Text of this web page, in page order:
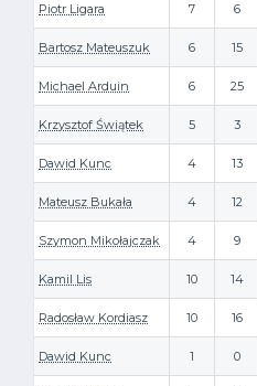
Piotr Ligara 7 6
Bartosz Mateuszuk 6 15
Michael Arduin 6 25
Krzysztof Świątek 5 3
Dawid Kunc 4 13
Mateusz Bukała 4 12
Szymon Mikołajczak 4 9
Kamil Lis 10 14
Radosław Kordiasz 10 16
Dawid Kunc 1 0